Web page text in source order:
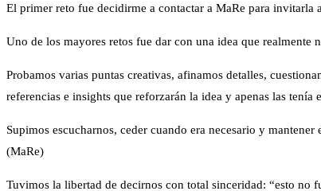
El primer reto fue decidirme a contactar a MaRe para invitarla
Uno de los mayores retos fue dar con una idea que
Probamos varias puntas creativas, afinamos detalles,
referencias e insights que reforzarán la idea y apenas las
Supimos escucharnos, ceder cuando era necesario y
(MaRe)
Tuvimos la libertad de decirnos con total sinceridad: “esto no